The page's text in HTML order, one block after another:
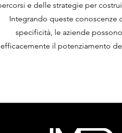
e delle strategie per
Integrando queste conoscenze
specificità, le aziende
efficacemente il potenziamento